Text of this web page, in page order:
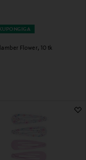
Flower, 10 tk